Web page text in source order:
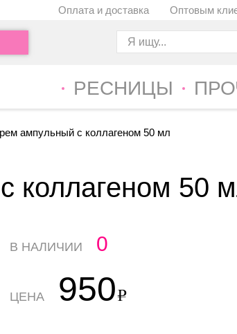
Оплата и доставка Оптовым
РЕСНИЦЫ
ампульный с коллагеном 50 мл
коллагеном 50
В НАЛИЧИИ 0
ЦЕНА 950